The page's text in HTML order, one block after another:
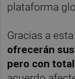
plataforma
Gracias a
ofrecerán
pero con